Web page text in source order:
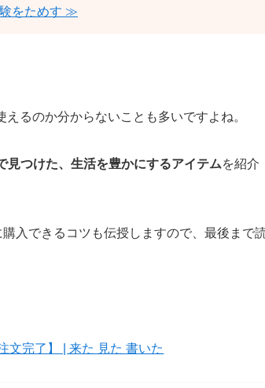
をためす ≫
るのか分からないことも多いですよね。
見つけた、生活を豊かにするアイテムを紹介
入できるコツも伝授しますので、最後まで
文完了】 | 来た 見た 書いた